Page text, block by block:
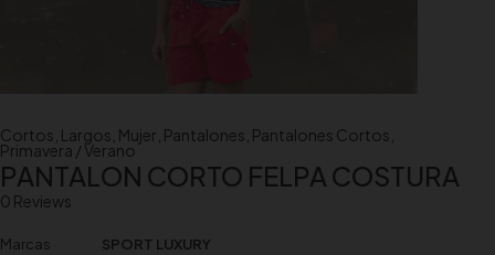
Cortos Largos Mujer Pantalones Pantalones Cortos
Primavera / Verano
PANTALON CORTO FELPA COSTURA
0 Reviews
Marcas
SPORT LUXURY